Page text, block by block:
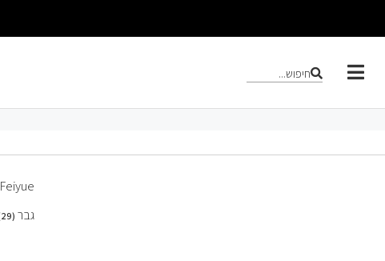
חיפוש...
Feiyue פייו ברוס לי
גבר (29)